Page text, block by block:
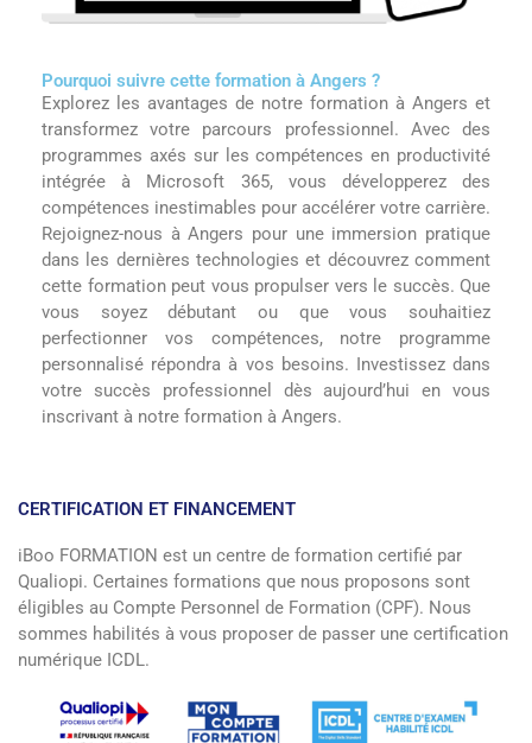
Pourquoi suivre cette formation à Angers ?
Explorez les avantages de notre formation à Angers et
transformez votre parcours professionnel. Avec des
programmes axés sur les compétences en productivité
intégrée à Microsoft 365, vous développerez des
compétences inestimables pour accélérer votre carrière.
Rejoignez-nous à Angers pour une immersion pratique
dans les dernières technologies et découvrez comment
cette formation peut vous propulser vers le succès. Que
vous soyez débutant ou que vous souhaitiez
perfectionner vos compétences, notre programme
personnalisé répondra à vos besoins. Investissez dans
votre succès professionnel dès aujourd’hui en vous
inscrivant à notre formation à Angers.
CERTIFICATION ET FINANCEMENT
iBoo FORMATION est un centre de formation certifié par
Qualiopi. Certaines formations que nous proposons sont
éligibles au Compte Personnel de Formation (CPF). Nous
sommes habilités à vous proposer de passer une certification
numérique ICDL.